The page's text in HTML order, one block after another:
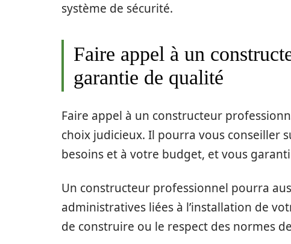
système de sécurité.
Faire appel à un
garantie de qualité
Faire appel à un constructeur
choix judicieux. Il pourra vous conseiller
besoins et à votre budget, et vous
Un constructeur professionnel pourra
administratives liées à l’installation de
de construire ou le respect des normes